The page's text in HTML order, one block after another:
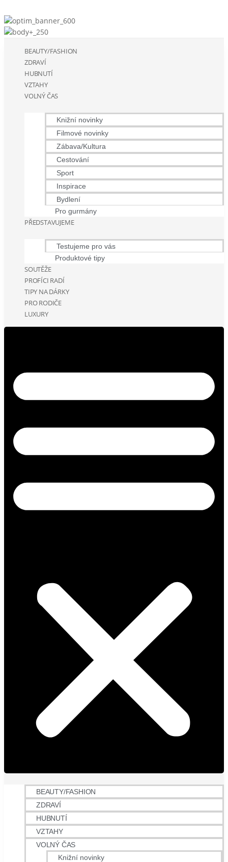
BEAUTY/FASHION
ZDRAVÍ
HUBNUTÍ
VZTAHY
VOLNÝ ČAS
Knižní novinky
Filmové novinky
Zábava/Kultura
Cestování
Sport
Inspirace
Bydlení
Pro gurmány
PŘEDSTAVUJEME
Testujeme pro vás
Produktové tipy
SOUTĚŽE
PROFÍCI RADÍ
TIPY NA DÁRKY
PRO RODIČE
LUXURY
BEAUTY/FASHION
ZDRAVÍ
HUBNUTÍ
VZTAHY
VOLNÝ ČAS
Knižní novinky